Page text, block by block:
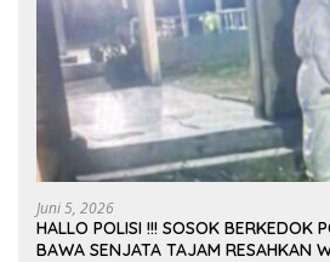
Juni 5, 2026
HALLO POLISI !!! SOSOK BERKEDOK
BAWA SENJATA TAJAM RESAHKAN